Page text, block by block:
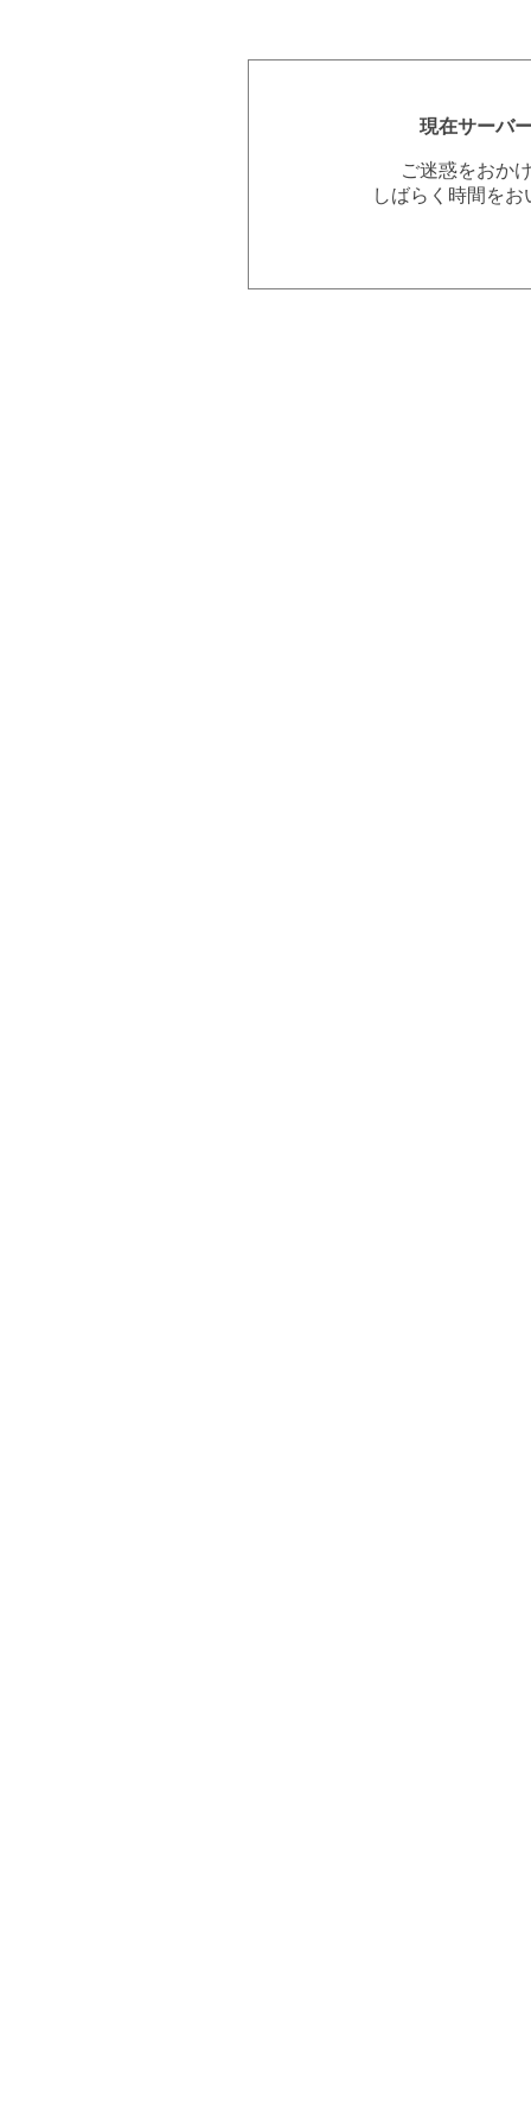
現在サーバ
ご迷惑をおか
しばらく時間を